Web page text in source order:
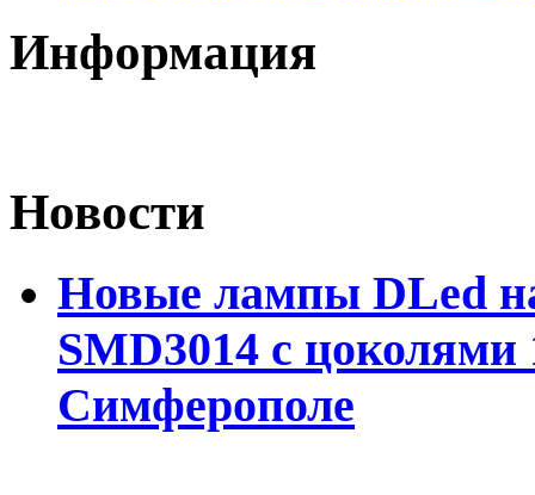
Информация
Новости
Новые лампы DLed
SMD3014 с цоколями
Симферополе